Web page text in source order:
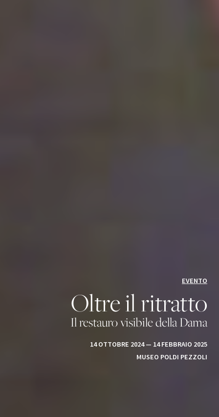
EVENTO
Oltre il ritratto
Il restauro visibile della Dama
14 OTTOBRE 2024 — 14 FEBBRAIO 2025
MUSEO POLDI PEZZOLI